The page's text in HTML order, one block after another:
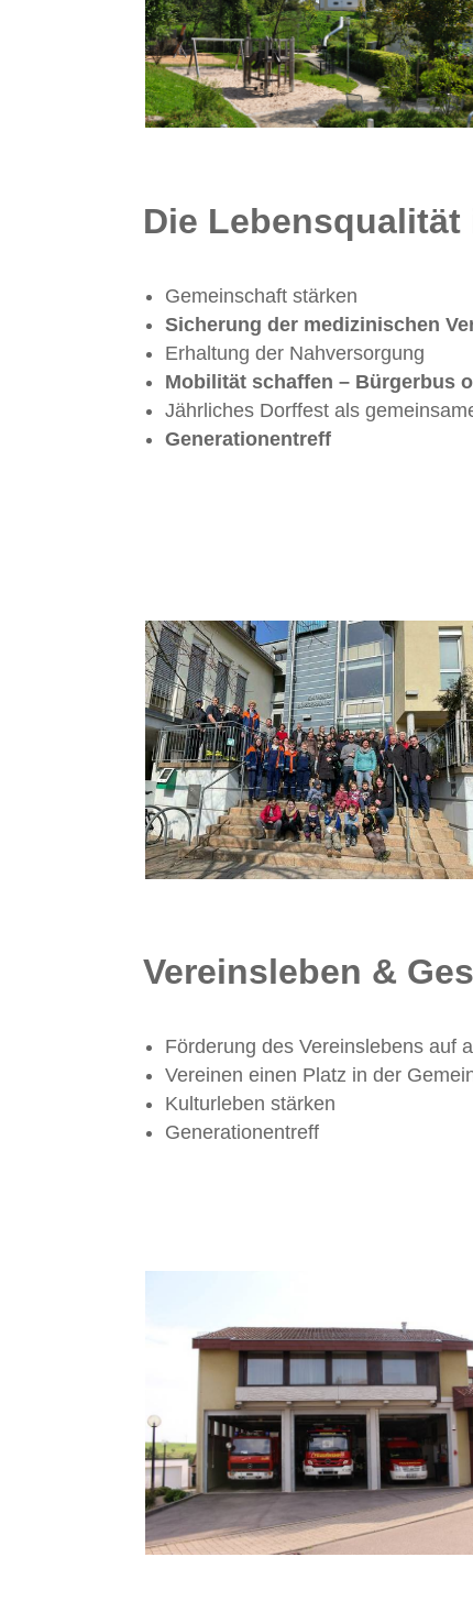
Die
Gemeinschaft stärken
Sicherung der medizinischen
Erhaltung der Nahversorgung
Mobilität schaffen – Bürgerbus
Jährliches Dorffest als
Generationentreff
Vereinsleben &
Förderung des Vereinslebens auf
Vereinen einen Platz in der
Kulturleben stärken
Generationentreff